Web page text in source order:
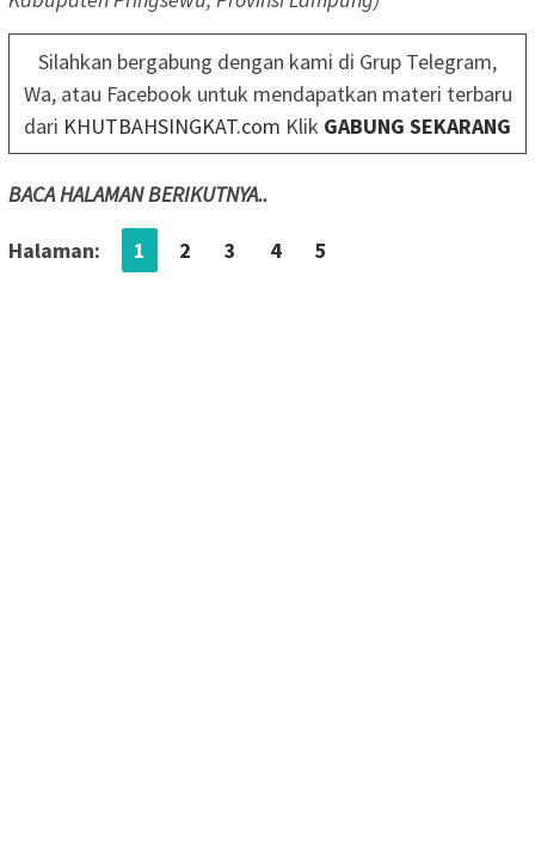
Silahkan bergabung dengan kami di Grup Telegram,
Wa, atau Facebook untuk mendapatkan materi terbaru
dari KHUTBAHSINGKAT.com Klik GABUNG SEKARANG
BACA HALAMAN BERIKUTNYA..
Halaman: 1 2 3 4 5